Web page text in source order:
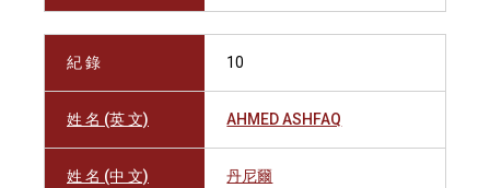
紀 錄 10
姓 名 (英 文) AHMED ASHFAQ
姓 名 (中 文) 丹尼爾